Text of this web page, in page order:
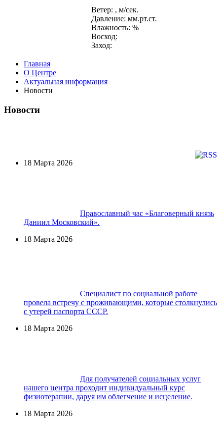
Ветер: , м/сек.
Давление: мм.рт.ст.
Влажность: %
Восход:
Заход:
Главная
О Центре
Актуальная информация
Новости
Новости
18 Марта 2026
Православный час «Благоверный князь
Даниил Московский».
18 Марта 2026
Специалист по социальной работе
провела встречу с проживающими, которые столкнулись
с утерей паспорта СССР.
18 Марта 2026
Для получателей социальных услуг
нашего центра проходит индивидуальный курс
физиотерапии, даруя им облегчение и исцеление.
18 Марта 2026